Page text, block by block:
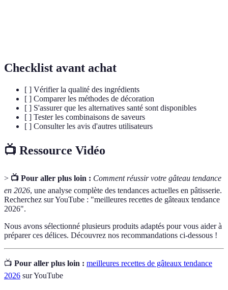
Checklist avant achat
[ ] Vérifier la qualité des ingrédients
[ ] Comparer les méthodes de décoration
[ ] S'assurer que les alternatives santé sont disponibles
[ ] Tester les combinaisons de saveurs
[ ] Consulter les avis d'autres utilisateurs
📺 Ressource Vidéo
> 📺 Pour aller plus loin : Comment réussir votre gâteau tendance
en 2026, une analyse complète des tendances actuelles en pâtisserie.
Recherchez sur YouTube : "meilleures recettes de gâteaux tendance
2026".
Nous avons sélectionné plusieurs produits adaptés pour vous aider à
préparer ces délices. Découvrez nos recommandations ci-dessous !
📺 Pour aller plus loin : meilleures recettes de gâteaux tendance
2026 sur YouTube